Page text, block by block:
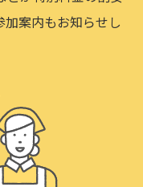
案内もお知らせし